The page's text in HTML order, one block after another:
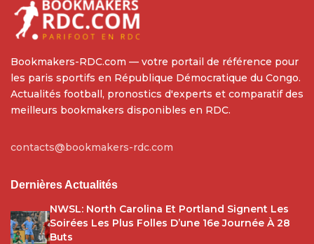
Bookmakers-RDC.com — votre portail de référence pour
les paris sportifs en République Démocratique du Congo.
Actualités football, pronostics d'experts et comparatif des
meilleurs bookmakers disponibles en RDC.
contacts@bookmakers-rdc.com
Dernières Actualités
NWSL: North Carolina Et Portland Signent Les
Soirées Les Plus Folles D’une 16e Journée À 28
Buts